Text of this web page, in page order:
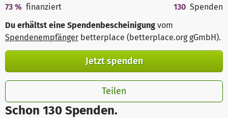
Schon 130 Spenden.
73 % finanziert 130 Spenden
Du erhältst eine Spendenbescheinigung vom
Spendenempfänger betterplace (betterplace.org gGmbH).
Jetzt spenden
Teilen